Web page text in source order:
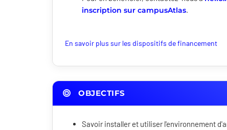
inscription sur campusAtlas.
En savoir plus sur les dispositifs de financement
OBJECTIFS
Savoir installer et utiliser l'environnement